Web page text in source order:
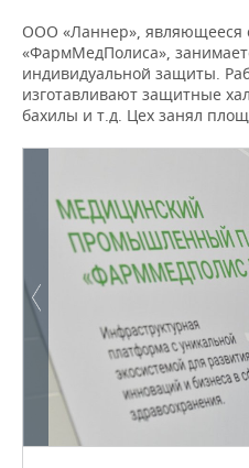
ООО «Ланнер», являющееся
«ФармМедПолиса»,
индивидуальной защиты.
изготавливают защитные
бахилы и т.д. Цех занял